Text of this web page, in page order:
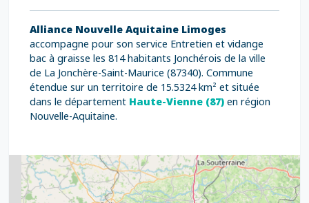
Alliance Nouvelle Aquitaine Limoges
accompagne pour son service Entretien et vidange
bac à graisse les 814 habitants Jonchérois de la ville
de La Jonchère-Saint-Maurice (87340). Commune
étendue sur un territoire de 15.5324 km² et située
dans le département Haute-Vienne (87) en région
Nouvelle-Aquitaine.
2
5